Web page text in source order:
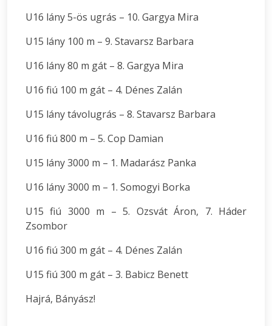
U16 lány 5-ös ugrás – 10. Gargya Mira
U15 lány 100 m – 9. Stavarsz Barbara
U16 lány 80 m gát – 8. Gargya Mira
U16 fiú 100 m gát – 4. Dénes Zalán
U15 lány távolugrás – 8. Stavarsz Barbara
U16 fiú 800 m – 5. Cop Damian
U15 lány 3000 m – 1. Madarász Panka
U16 lány 3000 m – 1. Somogyi Borka
U15 fiú 3000 m – 5. Ozsvát Áron, 7. Háder
Zsombor
U16 fiú 300 m gát – 4. Dénes Zalán
U15 fiú 300 m gát – 3. Babicz Benett
Hajrá, Bányász!